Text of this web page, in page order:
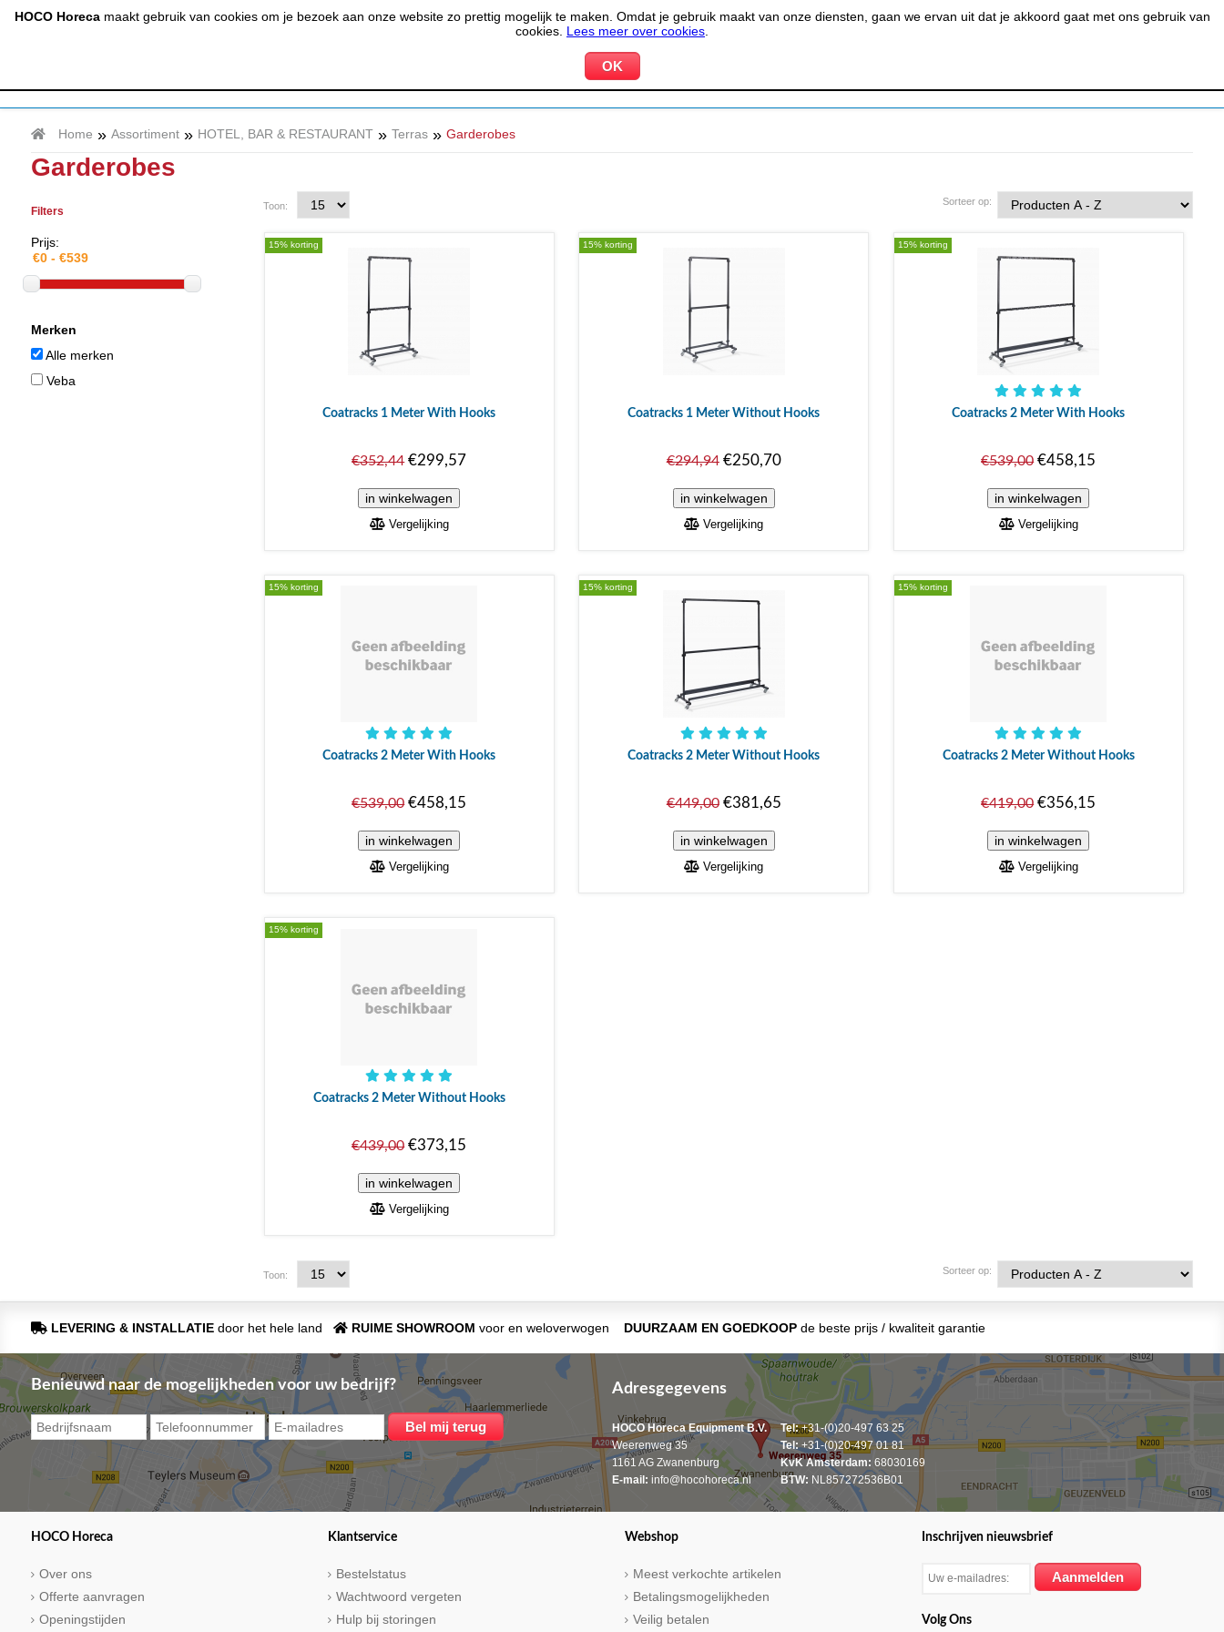
HOCO Horecamaakt gebruik van cookies om je bezoek aan onze website zo prettig mogelijk te maken. Omdat je gebruik maakt van onze diensten, gaan we ervan uit dat je akkoord gaat met ons gebruik van
cookies. Lees meer over cookies
(020) 497 6325 info@hocohoreca.nl MIJN ACCOUNT BESTELSTATUS 0 WINKELWAGEN
KOELEN &
Home » Assortiment » HOTEL, BAR & RESTAURANT » Terras » Garderobes
Garderobes
Filters
Prijs:
Merken
Alle merken
Veba
Sorteer op:
Toon:
15% korting
Coatracks 1 Meter With Hooks
€352,44€299,57
Vergelijking
15% korting
Coatracks 1 Meter Without Hooks
€294,94€250,70
Vergelijking
15% korting
Coatracks 2 Meter With Hooks
€539,00€458,15
Vergelijking
15% korting
Coatracks 2 Meter With Hooks
€539,00€458,15
Vergelijking
15% korting
Coatracks 2 Meter Without Hooks
€449,00€381,65
Vergelijking
15% korting
Coatracks 2 Meter Without Hooks
€419,00€356,15
Vergelijking
15% korting
Coatracks 2 Meter Without Hooks
€439,00€373,15
Vergelijking
Sorteer op:
Toon:
LEVERING & INSTALLATIEdoor het hele land RUIME SHOWROOM voor en weloverwogen DUURZAAM EN GOEDKOOPde beste prijs / kwaliteit garantie
Benieuwd naar de mogelijkheden voor uw bedrijf? Adresgegevens
HOCO Horeca Equipment B.V.
Weerenweg 35
1161 AG Zwanenburg
E-mail: info@hocohoreca.nl
Tel:+31-(0)20-497 63 25
Tel:+31-(0)20-497 01 81
KvK Amsterdam: 68030169
BTW: NL857272536B01
HOCO Horeca
Over ons
Offerte aanvragen
Openingstijden
Klantservice
Bestelstatus
Wachtwoord vergeten
Hulp bij storingen
Webshop
Meest verkochte artikelen
Betalingsmogelijkheden
Veilig betalen
Inschrijven nieuwsbrief
Volg Ons